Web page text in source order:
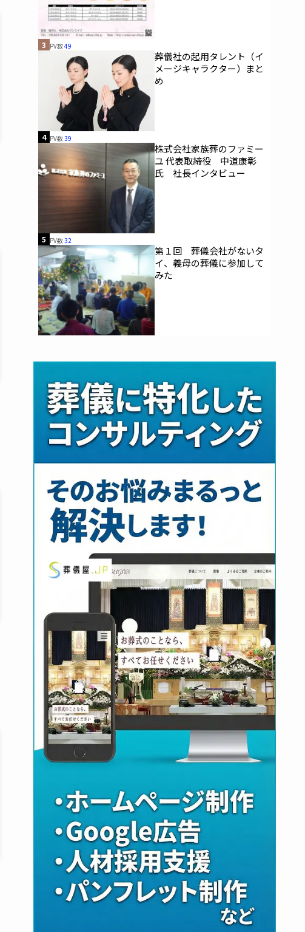
3 PV数49
葬儀社の起用タレント（イ
メージキャラクター）まと
め
4 PV数39
株式会社家族葬のファミー
ユ 代表取締役 中道康彰
氏 社長インタビュー
5 PV数32
第１回 葬儀会社がないタ
イ、義母の葬儀に参加して
みた